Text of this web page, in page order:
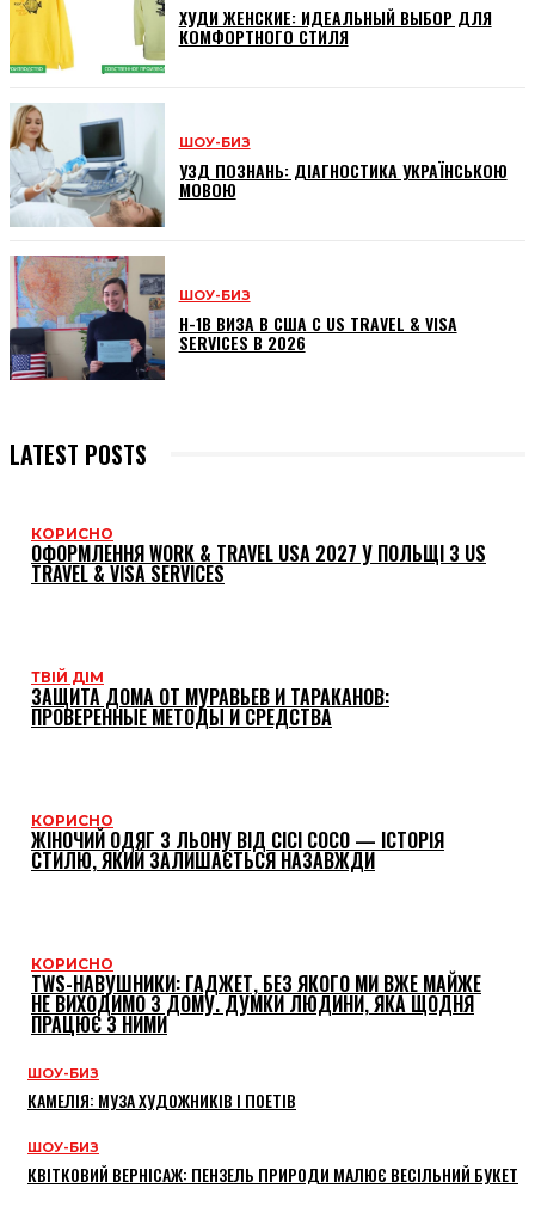
ХУДИ ЖЕНСКИЕ: ИДЕАЛЬНЫЙ ВЫБОР ДЛЯ
КОМФОРТНОГО СТИЛЯ
ШОУ-БИЗ
УЗД ПОЗНАНЬ: ДІАГНОСТИКА УКРАЇНСЬКОЮ
МОВОЮ
ШОУ-БИЗ
H-1B ВИЗА В США С US TRAVEL & VISA
SERVICES В 2026
LATEST POSTS
КОРИСНО
ОФОРМЛЕННЯ WORK & TRAVEL USA 2027 У ПОЛЬЩІ З US
TRAVEL & VISA SERVICES
ТВІЙ ДІМ
ЗАЩИТА ДОМА ОТ МУРАВЬЕВ И ТАРАКАНОВ:
ПРОВЕРЕННЫЕ МЕТОДЫ И СРЕДСТВА
КОРИСНО
ЖІНОЧИЙ ОДЯГ З ЛЬОНУ ВІД CICI COCO — ІСТОРІЯ
СТИЛЮ, ЯКИЙ ЗАЛИШАЄТЬСЯ НАЗАВЖДИ
КОРИСНО
TWS-НАВУШНИКИ: ГАДЖЕТ, БЕЗ ЯКОГО МИ ВЖЕ МАЙЖЕ
НЕ ВИХОДИМО З ДОМУ. ДУМКИ ЛЮДИНИ, ЯКА ЩОДНЯ
ПРАЦЮЄ З НИМИ
ШОУ-БИЗ
КАМЕЛІЯ: МУЗА ХУДОЖНИКІВ І ПОЕТІВ
ШОУ-БИЗ
КВІТКОВИЙ ВЕРНІСАЖ: ПЕНЗЕЛЬ ПРИРОДИ МАЛЮЄ ВЕСІЛЬНИЙ БУКЕТ